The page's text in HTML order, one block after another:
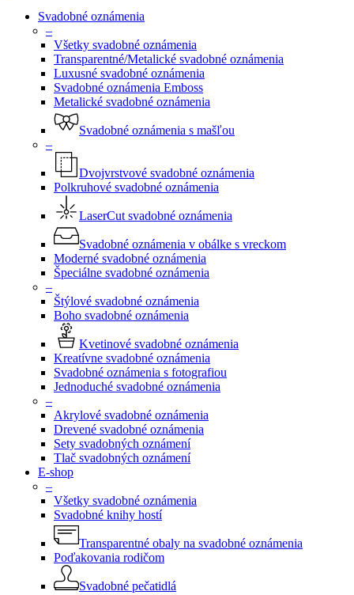
Svadobné oznámenia
–
Všetky svadobné oznámenia
Transparentné/Metalické svadobné oznámenia
Luxusné svadobné oznámenia
Svadobné oznámenia Emboss
Metalické svadobné oznámenia
Svadobné oznámenia s mašľou
–
Dvojvrstvové svadobné oznámenia
Polkruhové svadobné oznámenia
LaserCut svadobné oznámenia
Svadobné oznámenia v obálke s vreckom
Moderné svadobné oznámenia
Špeciálne svadobné oznámenia
–
Štýlové svadobné oznámenia
Boho svadobné oznámenia
Kvetinové svadobné oznámenia
Kreatívne svadobné oznámenia
Svadobné oznámenia s fotografiou
Jednoduché svadobné oznámenia
–
Akrylové svadobné oznámenia
Drevené svadobné oznámenia
Sety svadobných oznámení
Tlač svadobných oznámení
E-shop
–
Všetky svadobné oznámenia
Svadobné knihy hostí
Transparentné obaly na svadobné oznámenia
Poďakovania rodičom
Svadobné pečatidlá